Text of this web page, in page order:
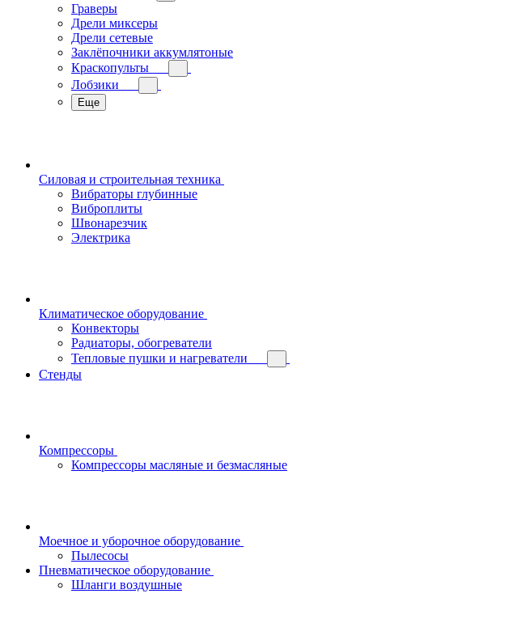
Граверы
Дрели миксеры
Дрели сетевые
Заклёпочники аккумлятоные
Краскопульты
Лобзики
Еще
Силовая и строительная техника
Вибраторы глубинные
Виброплиты
Швонарезчик
Электрика
Климатическое оборудование
Конвекторы
Радиаторы, обогреватели
Тепловые пушки и нагреватели
Стенды
Компрессоры
Компрессоры масляные и безмасляные
Моечное и уборочное оборудование
Пылесосы
Пневматическое оборудование
Шланги воздушные